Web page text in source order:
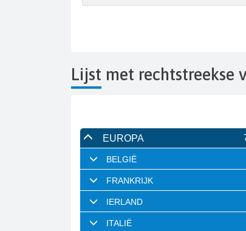
Lijst met rechtstreekse